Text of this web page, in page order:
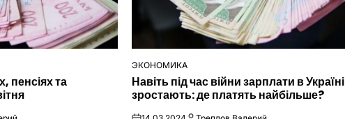
пенсіях та
ОПУБЛІКУВАТИ
У
ЭКОНОМИКА
Навіть під час війни зарплати в Україні
зростають: де платять найбільше?